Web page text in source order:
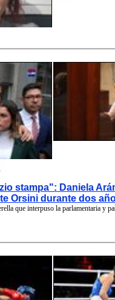
stampa": Daniela
Orsini durante dos
que interpuso la parlamentaria y